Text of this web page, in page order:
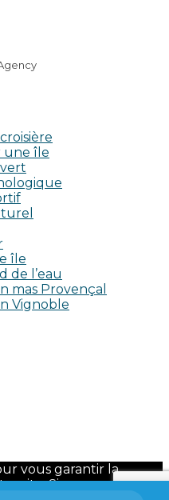
une île
île
de l’eau
mas Provençal
Vignoble
vous garantir la
site. Si vous continuez